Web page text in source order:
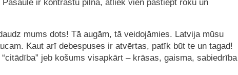
ir kontrastu pilna, atliek vien pastiept roku un
mums dots! Tā augām, tā veidojāmies. Latvija mūsu
Kaut arī debespuses ir atvērtas, patīk būt te un tagad!
jeb košums visapkārt – krāsas, gaisma, sabiedrība